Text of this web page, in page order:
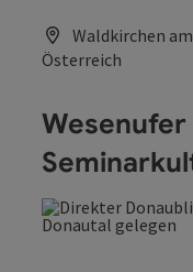
Waldkirchen
Österreich
Wesenufer